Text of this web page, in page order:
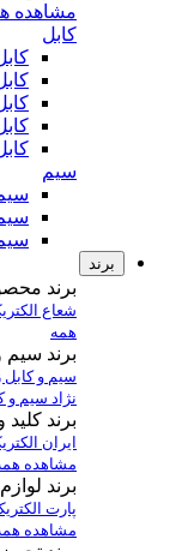
مشاهده
کابل
سیم
برند
برند
شعاع
همه
برند سیم
سیم و کابل
نژاد سیم و
برند کلید
ایران
مشاهده
برند
پارت
مشاهده